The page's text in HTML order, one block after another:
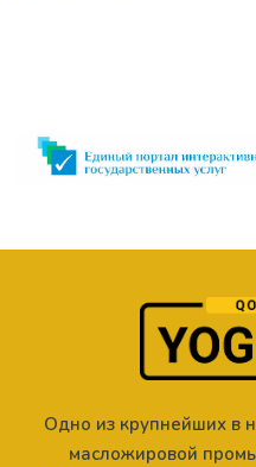
Одно из крупнейших в
масложировой